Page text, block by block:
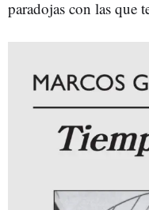
paradojas con las que